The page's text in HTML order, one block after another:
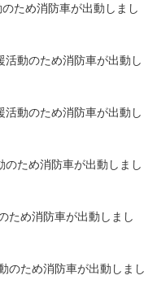
ため消防車が出動しまし
動のため消防車が出動し
動のため消防車が出動し
ため消防車が出動しまし
め消防車が出動しまし
ため消防車が出動しまし